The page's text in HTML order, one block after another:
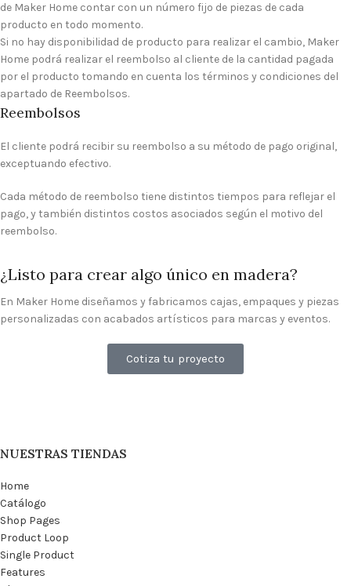
de Maker Home contar con un número fijo de piezas de cada
producto en todo momento.
Si no hay disponibilidad de producto para realizar el cambio, Maker
Home podrá realizar el reembolso al cliente de la cantidad pagada
por el producto tomando en cuenta los términos y condiciones del
apartado de Reembolsos.
Reembolsos
El cliente podrá recibir su reembolso a su método de pago original,
exceptuando efectivo.
Cada método de reembolso tiene distintos tiempos para reflejar el
pago, y también distintos costos asociados según el motivo del
reembolso.
¿Listo para crear algo único en madera?
En Maker Home diseñamos y fabricamos cajas, empaques y piezas
personalizadas con acabados artísticos para marcas y eventos.
Cotiza tu proyecto
NUESTRAS TIENDAS
Home
Catálogo
Shop Pages
Product Loop
Single Product
Features